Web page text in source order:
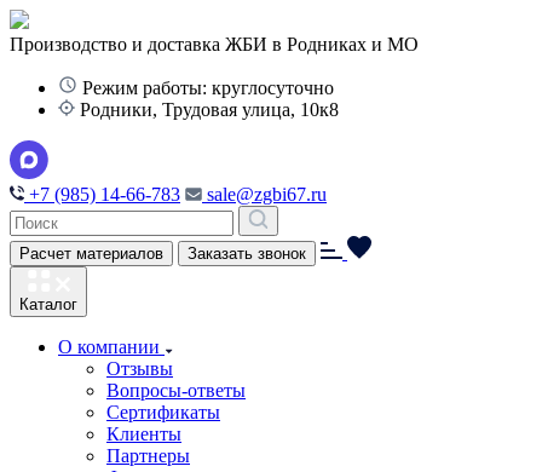
Производство и доставка ЖБИ в Родниках и МО
Режим работы: круглосуточно
Родники, Трудовая улица, 10к8
+7 (985) 14-66-783 sale@zgbi67.ru
Расчет материалов Заказать звонок
Каталог
О компании
Отзывы
Вопросы-ответы
Сертификаты
Клиенты
Партнеры